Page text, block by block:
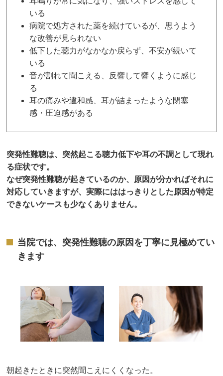
いる
病院で処方された薬を続けているが、思うよう
な改善が見られない
低下した聴力がなかなか戻らず、不安が続いて
いる
音が割れて聞こえる、反響して響くように感じ
る
耳の痛みや違和感、耳が詰まったような閉塞
感・圧迫感がある
突発性難聴は、突然起こる聴力低下や耳の不調として現れ
る症状です。
なぜ突発性難聴が起きているのか、原因が分かればそれに
対応していきますが、実際にははっきりとした原因が特定
できないケースも少なくありません。
当院では、突発性難聴の原因を丁寧に見極めてい
きます
朝起きたときに突然聞こえにくくなった。